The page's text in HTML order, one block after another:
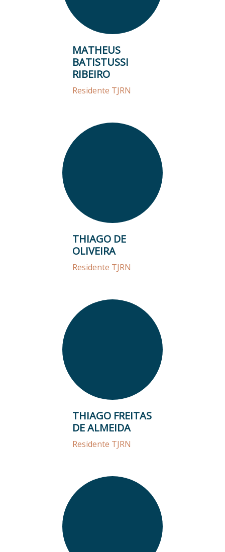
MATHEUS
BATISTUSSI
RIBEIRO
Residente TJRN
THIAGO DE
OLIVEIRA
Residente TJRN
THIAGO FREITAS
DE ALMEIDA
Residente TJRN